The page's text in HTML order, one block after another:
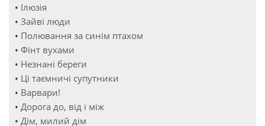
• Ілюзія
• Зайві люди
• Полювання за синім птахом
• Фінт вухами
• Незнані береги
• Ці таємничі супутники
• Варвари!
• Дорога до, від і між
• Дім, милий дім